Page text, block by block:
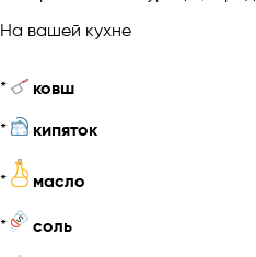
На вашей кухне
* ковш
* кипяток
* масло
* соль